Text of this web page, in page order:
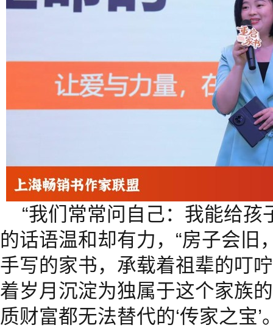
“我们常常问自己：我能给孩
的话语温和却有力，“房子会旧
手写的家书，承载着祖辈的叮
着岁月沉淀为独属于这个家族
质财富都无法替代的‘传家之宝’